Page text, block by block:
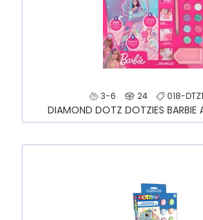
3-6 24 018-
DIAMOND DOTZ DOTZIES BARBIE